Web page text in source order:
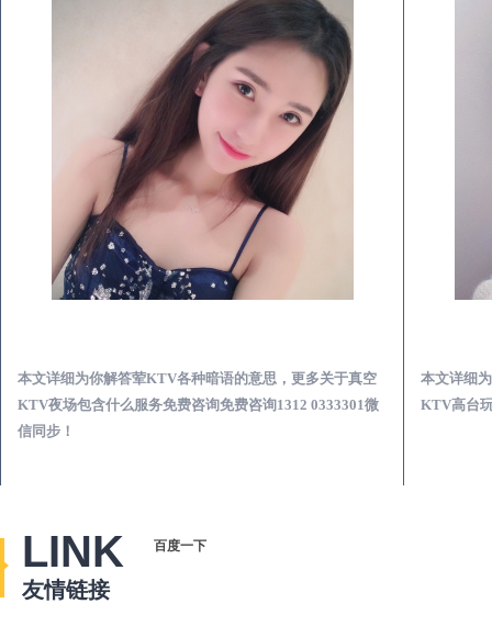
本文详细为你解答荤KTV各种暗语的意思，更多关于真空
KTV夜场包含什么服务免费咨询免费咨询1312 0333301微
信同步！
本文详细
KTV高台
LINK
友情链接
百度一下